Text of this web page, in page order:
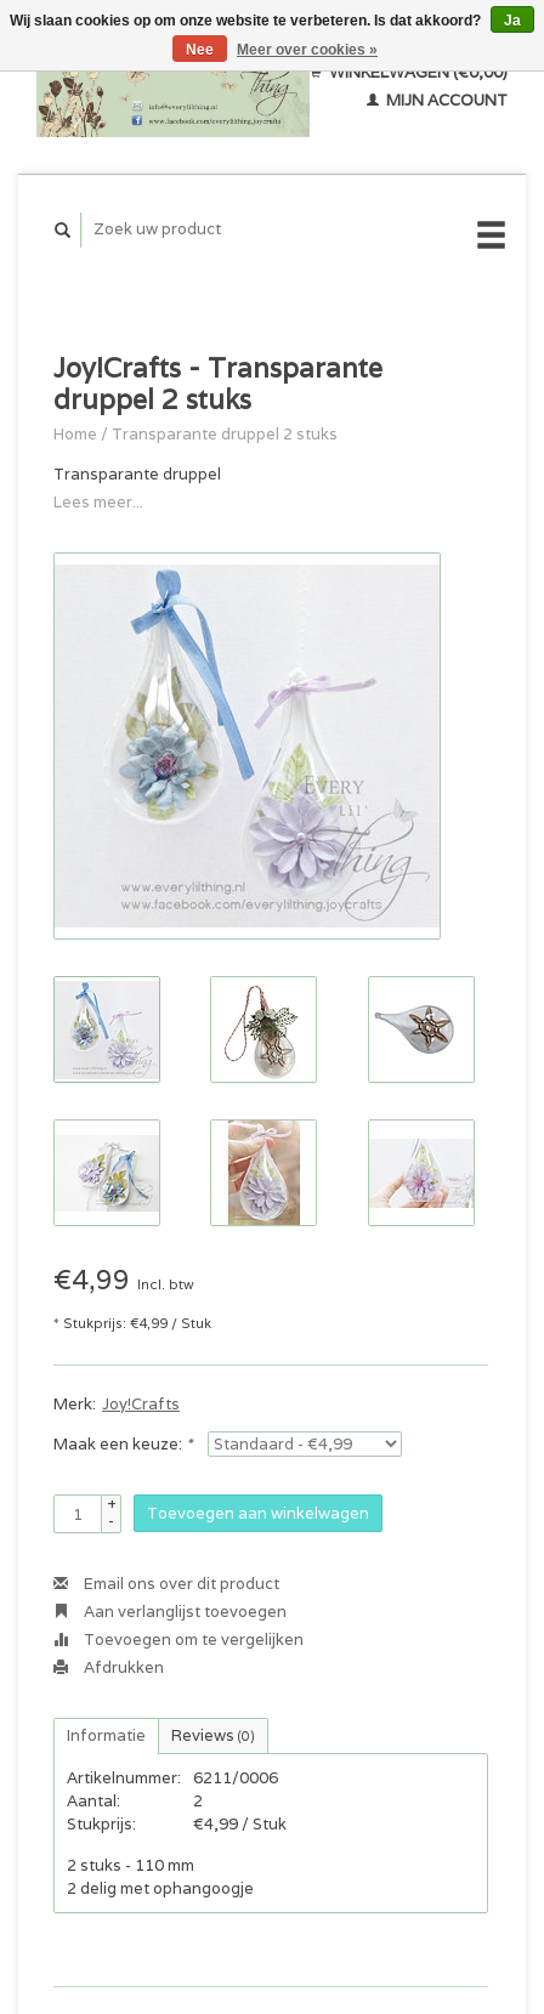
WINKELWAGEN (€0,00)
MIJN ACCOUNT
Joy!Crafts - Transparante
druppel 2 stuks
Home / Transparante druppel 2 stuks
Transparante druppel
Lees meer...
€4,99 Incl. btw
* Stukprijs: €4,99 / Stuk
Merk: Joy!Crafts
Maak een keuze: *
+
-
Toevoegen aan winkelwagen
Email ons over dit product
Aan verlanglijst toevoegen
Toevoegen om te vergelijken
Afdrukken
Informatie Reviews (0)
Artikelnummer:
6211/0006
Aantal:
2
Stukprijs:
€4,99 / Stuk
2 stuks - 110 mm
2 delig met ophangoogje
Wij slaan cookies op om onze website te verbeteren. Is dat akkoord?
Ja
Nee
Meer over cookies »